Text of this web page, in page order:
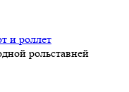
и роллет
рольставней